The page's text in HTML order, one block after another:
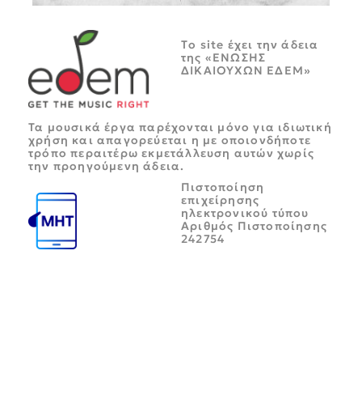
Tο site έχει την άδεια
της «ΕΝΩΣΗΣ
ΔΙΚΑΙΟΥΧΩΝ ΕΔΕΜ»
Τα μουσικά έργα παρέχονται μόνο για ιδιωτική
χρήση και απαγορεύεται η με οποιονδήποτε
τρόπο περαιτέρω εκμετάλλευση αυτών χωρίς
την προηγούμενη άδεια.
Πιστοποίηση
επιχείρησης
ηλεκτρονικού τύπου
Αριθμός Πιστοποίησης
242754